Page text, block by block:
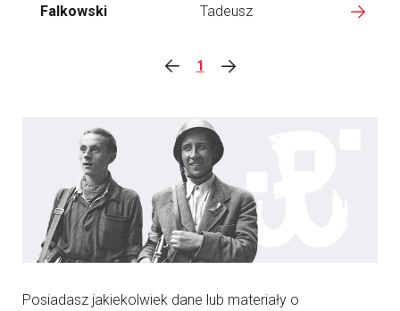
Falkowski Tadeusz
1
Posiadasz jakiekolwiek dane lub materiały o